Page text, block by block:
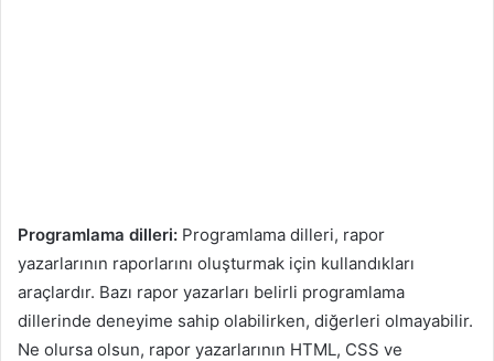
Programlama dilleri: Programlama dilleri, rapor
yazarlarının raporlarını oluşturmak için kullandıkları
araçlardır. Bazı rapor yazarları belirli programlama
dillerinde deneyime sahip olabilirken, diğerleri olmayabilir.
Ne olursa olsun, rapor yazarlarının HTML, CSS ve